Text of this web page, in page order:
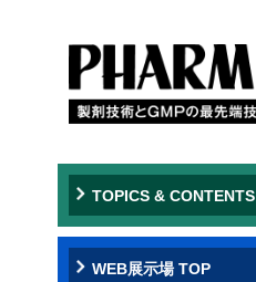
TOPICS & CONTENTS
WEB展示場 TOP